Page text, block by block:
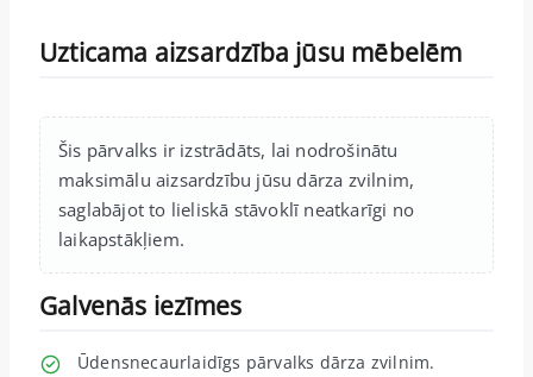
Uzticama aizsardzība jūsu mēbelēm
Šis pārvalks ir izstrādāts, lai nodrošinātu
maksimālu aizsardzību jūsu dārza zvilnim,
saglabājot to lieliskā stāvoklī neatkarīgi no
laikapstākļiem.
Galvenās iezīmes
Ūdensnecaurlaidīgs pārvalks dārza zvilnim.